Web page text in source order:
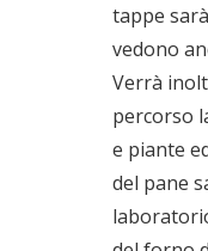
tappe
vedono
Verrà
percorso
e piante
del pane